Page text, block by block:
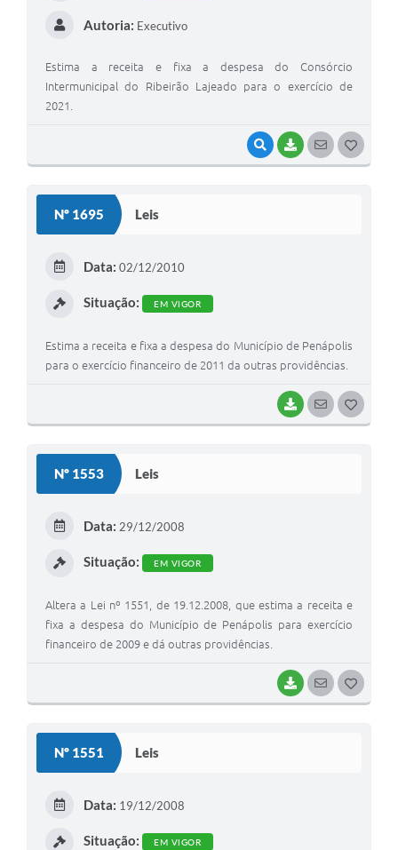
VISUALIZAR
BAIXARSEGUIR
Autoria: Executivo
Estima a receita e fixa a despesa do Consórcio
Intermunicipal do Ribeirão Lajeado para o exercício de
2021.
Nº 1695 Leis
BAIXARSEGUIR
Data: 02/12/2010
Situação: EM VIGOR
Estima a receita e fixa a despesa do Município de Penápolis
para o exercício financeiro de 2011 da outras providências.
Nº 1553 Leis
BAIXARSEGUIR
Data: 29/12/2008
Situação: EM VIGOR
Altera a Lei nº 1551, de 19.12.2008, que estima a receita e
fixa a despesa do Município de Penápolis para exercício
financeiro de 2009 e dá outras providências.
Nº 1551 Leis
Data: 19/12/2008
Situação: EM VIGOR